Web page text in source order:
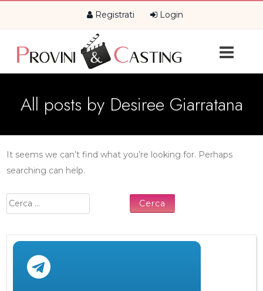
Registrati Login
All posts by Desiree Giarratana
It seems we can’t find what you’re looking for. Perhaps
searching can help.